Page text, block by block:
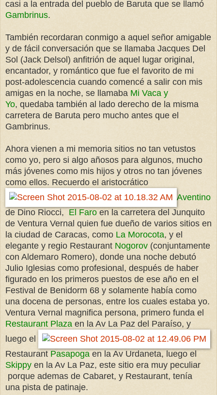
casi a la entrada del pueblo de Baruta que se llamó
Gambrinus.
También recordaran conmigo a aquel señor amigable
y de fácil conversación que se llamaba Jacques Del
Sol (Jack Delsol) anfitrión de aquel lugar original,
encantador, y romántico que fue el favorito de mi
post-adolescencia cuando comencé a salir con mis
amigas en la noche, se llamaba Mi Vaca y
Yo, quedaba también al lado derecho de la misma
carretera de Baruta pero mucho antes que el
Gambrinus.
Ahora vienen a mi memoria sitios no tan vetustos
como yo, pero si algo añosos para algunos, mucho
más jóvenes como mis hijos y otros no tan jóvenes
como ellos. Recuerdo el aristocrático
Aventino
de Dino Riocci, El Faroen la carretera del Junquito
de Ventura Vernal quien fue dueño de varios sitios en
la ciudad de Caracas, como La Morocota, y el
elegante y regio Restaurant Nogorov (conjuntamente
con Aldemaro Romero), donde una noche debutó
Julio Iglesias como profesional, después de haber
figurado en los primeros puestos de ese año en el
Festival de Benidorm 68 y solamente había como
una docena de personas, entre los cuales estaba yo.
Ventura Vernal magnifica persona, primero funda el
Restaurant Plaza en la Av La Paz del Paraíso, y
luego el
Restaurant Pasapogaen la Av Urdaneta, luego el
Skippy en la Av La Paz, este sitio era muy peculiar
porque ademas de Cabaret, y Restaurant, tenía
una pista de patinaje.